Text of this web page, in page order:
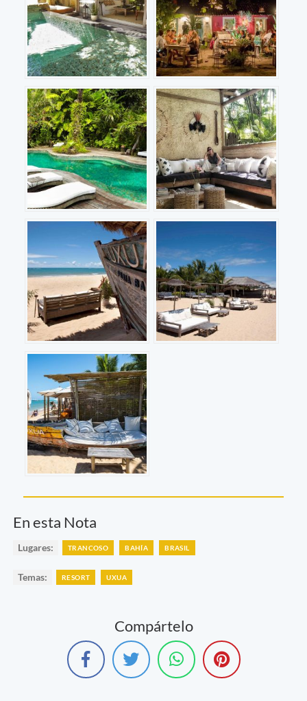
En esta Nota
Lugares: TRANCOSO BAHÍA BRASIL
Temas: RESORT UXUA
Compártelo